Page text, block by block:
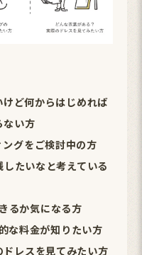
ど何からはじめれば
ない方
グをご検討中の方
たいなと考えている
るか気になる方
な料金が知りたい方
レスを見てみたい方